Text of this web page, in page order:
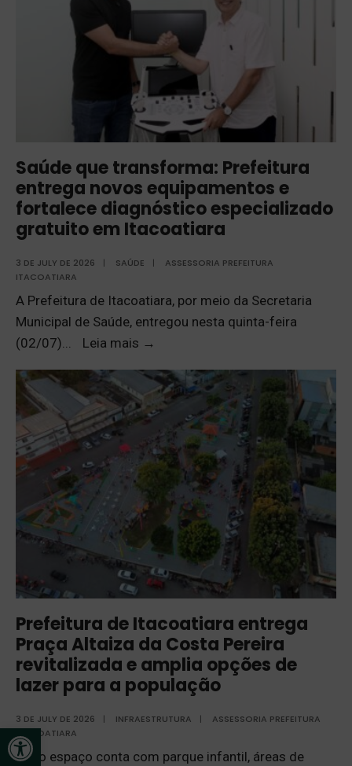
Open toolbar
Saúde que transforma: Prefeitura
entrega novos equipamentos e
fortalece diagnóstico especializado
gratuito em Itacoatiara
3 DE JULY DE 2026 | SAÚDE |
ASSESSORIA PREFEITURA
ITACOATIARA
A Prefeitura de Itacoatiara, por meio da Secretaria
Municipal de Saúde, entregou nesta quinta-feira
(02/07)
Leia mais →
Prefeitura de Itacoatiara entrega
Praça Altaiza da Costa Pereira
revitalizada e amplia opções de
lazer para a população
3 DE JULY DE 2026 | INFRAESTRUTURA |
ASSESSORIA PREFEITURA
ITACOATIARA
Novo espaço conta com parque infantil, áreas de